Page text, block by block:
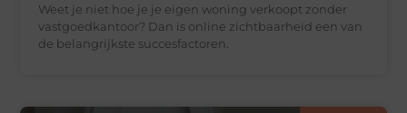
Weet je niet hoe je je eigen woning verkoopt zonder
vastgoedkantoor? Dan is online zichtbaarheid een van
de belangrijkste succesfactoren.